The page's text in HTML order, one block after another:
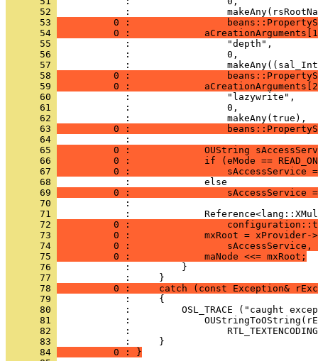
      52
      53
0 :
      54
0 :
      55
      56
      57
      58
0 :
      59
0 :
      60
      61
      62
      63
0 :
      64
      65
0 :             OUString
      66
0 :             if (eMode ==
      67
0 :                 sAccessService
      68
      69
0 :                 sAccessService
      70
      71
      72
0 :
      73
0 :             mxRoot = xProvider-
      74
0 :                 sAccessService,
      75
          0 :             maNode <<= mxRoot;
      76
      77
      78
0 :     catch (const Exception&
      79
      80
      81
      82
      83
      84
          0 : }